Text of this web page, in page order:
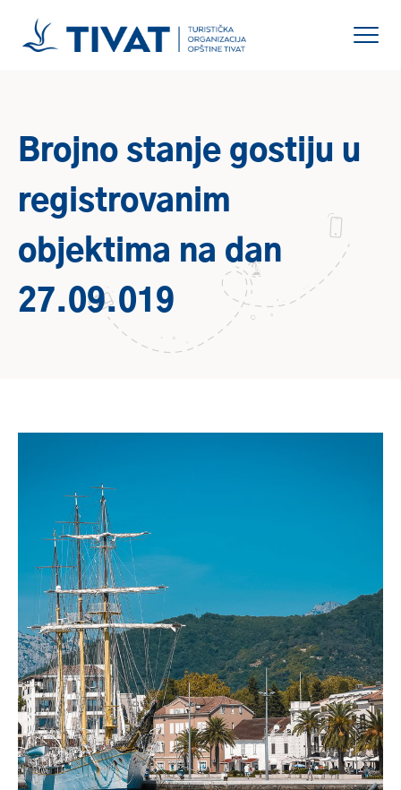
Brojno stanje gostiju u
registrovanim
objektima na dan
27.09.019